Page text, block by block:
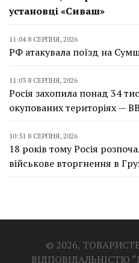
установці «Сиваш»
11:04 8 СЕРПНЯ, 2026
РФ атакувала поїзд на
11:03 8 СЕРПНЯ, 2026
Росія захопила понад 34
окупованих територіях —
10:51 8 СЕРПНЯ, 2026
18 років тому Росія
військове вторгнення в
© 2026,
ВІДПОВІДАЛЬНІСТЮ